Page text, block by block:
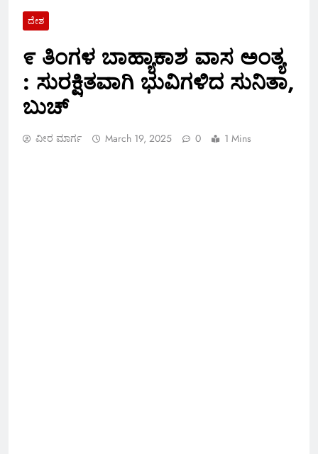
ದೇಶ
೯ ತಿಂಗಳ ಬಾಹ್ಯಾಕಾಶ ವಾಸ ಅಂತ್ಯ
: ಸುರಕ್ಷಿತವಾಗಿ ಭುವಿಗಳಿದ ಸುನಿತಾ,
ಬುಚ್
ವೀರ ಮಾರ್ಗ March 19, 2025 0 1 Mins